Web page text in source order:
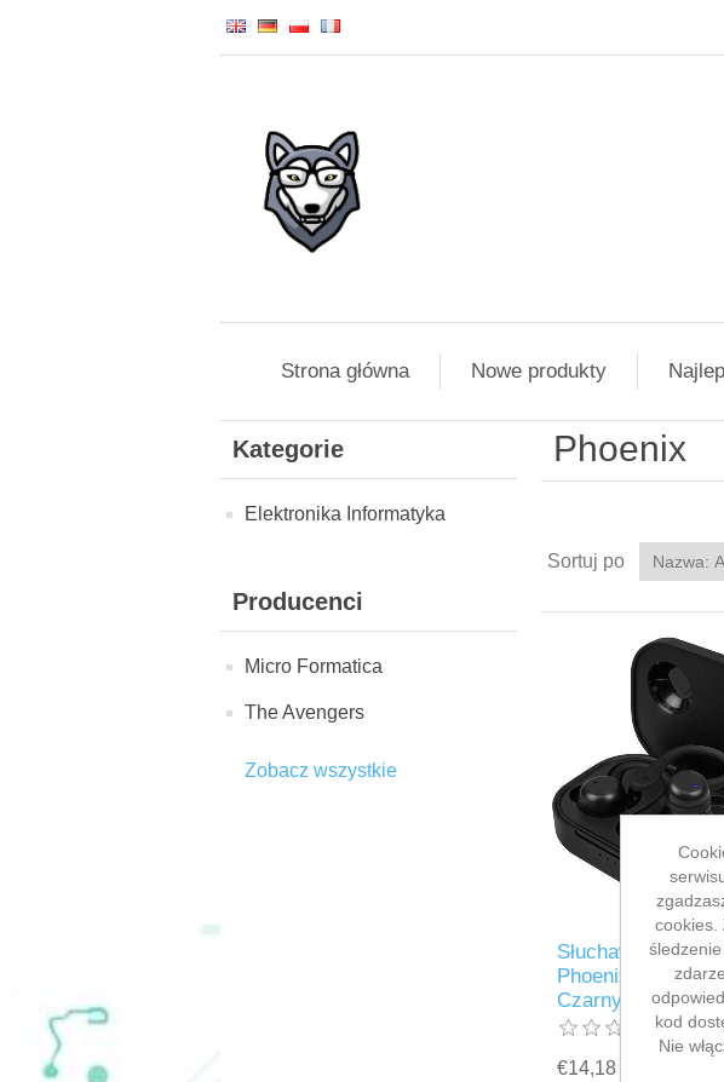
Strona główna Nowe produkty
Kategorie
Elektronika Informatyka
Producenci
Micro Formatica
The Avengers
Zobacz wszystkie
Phoenix
Sortuj po
Słuchawki
Phoenix
Czarny
€14,18 bez podatku
cookies.
kod
Nie